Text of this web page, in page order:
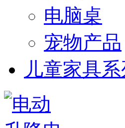
电脑桌
宠物产品
儿童家具系